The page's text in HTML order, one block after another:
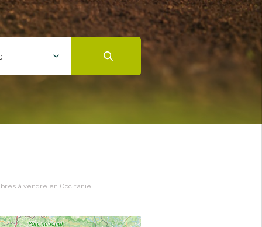
à vendre en Occitanie